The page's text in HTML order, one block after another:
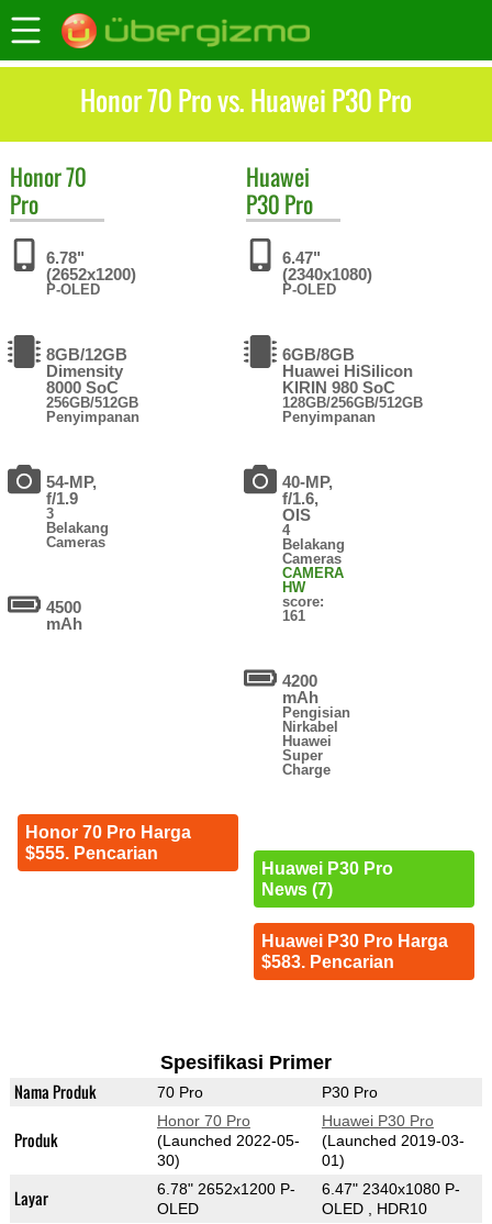
Honor 70 Pro vs. Huawei P30 Pro
Honor70
Pro
6.78"
(2652x1200)
P-OLED
8GB/12GB
Dimensity
8000 SoC
256GB/512GB
Penyimpanan
54-MP,
f/1.9
3
Belakang
Cameras
4500
mAh
Honor 70 Pro Harga
$555. Pencarian
Huawei
P30 Pro
6.47"
(2340x1080)
P-OLED
6GB/8GB
Huawei HiSilicon
KIRIN 980 SoC
128GB/256GB/512GB
Penyimpanan
40-MP,
f/1.6,
OIS
4
Belakang
Cameras
CAMERA
HW
score:
161
4200
mAh
Pengisian
Nirkabel
Huawei
Super
Charge
Huawei P30 Pro
News (7)
Huawei P30 Pro Harga
$583. Pencarian
Spesifikasi Primer
Nama Produk 70 Pro P30 Pro
Produk
Honor 70 Pro
(Launched 2022-05-
30)
Huawei P30 Pro
(Launched 2019-03-
01)
Layar
6.78" 2652x1200 P-
OLED
6.47" 2340x1080 P-
OLED , HDR10